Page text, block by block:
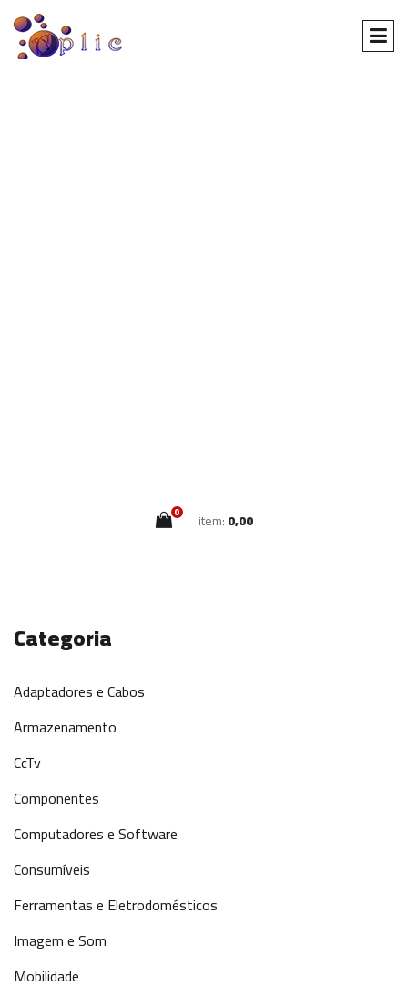
0 item:0,00
Categoria
Adaptadores e Cabos
Armazenamento
CcTv
Componentes
Computadores e Software
Consumíveis
Ferramentas e Eletrodomésticos
Imagem e Som
Mobilidade